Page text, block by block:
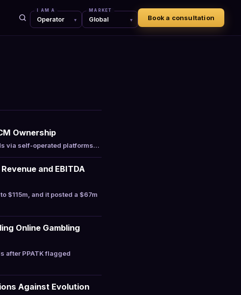
I AM A MARKET
Book a consultation
Ownership
via self-operated platforms…
and EBITDA
$115m, and it posted a $67m
Online Gambling
after PPATK flagged
Against Evolution